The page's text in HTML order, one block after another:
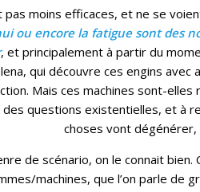
moins efficaces, et ne se
ou encore la fatigue sont des
, et principalement à partir du
qui découvre ces engins avec
Mais ces machines sont-elles
questions existentielles, et à
choses vont dégénérer,
de scénario, on le connait
machines, que l’on parle de